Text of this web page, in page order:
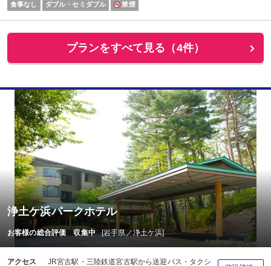
食事なし
ダブル・セミダブル 禁煙
プランをすべて見る（4件）
浄土ケ浜パークホテル
お客様の総合評価 収集中 [岩手県／浄土ケ浜]
アクセス
JR宮古駅・三陸鉄道宮古駅から送迎バス・タクシ